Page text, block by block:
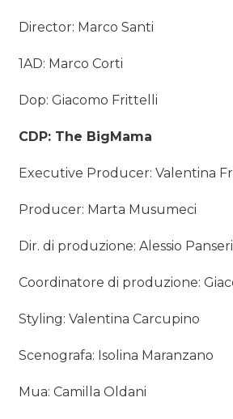
Director: Marco Santi
1AD: Marco Corti
Dop: Giacomo Frittelli
CDP: The BigMama
Executive Producer: Valentina
Producer: Marta Musumeci
Dir. di produzione: Alessio Panseri
Coordinatore di produzione:
Styling: Valentina Carcupino
Scenografa: Isolina Maranzano
Mua: Camilla Oldani